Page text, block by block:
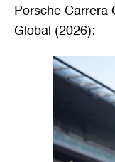
Porsche Carrera
Global (2026):